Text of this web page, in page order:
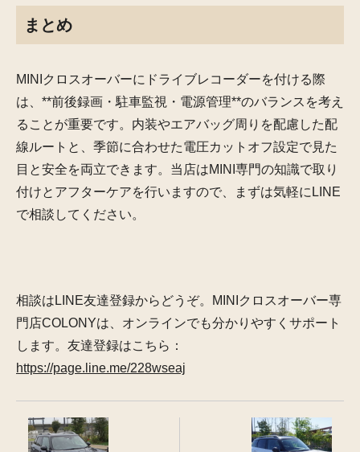
まとめ
MINIクロスオーバーにドライブレコーダーを付ける際
は、**前後録画・駐車監視・電源管理**のバランスを考え
ることが重要です。内装やエアバッグ周りを配慮した配
線ルートと、季節に合わせた電圧カットオフ設定で見た
目と安全を両立できます。当店はMINI専門の知識で取り
付けとアフターケアを行いますので、まずは気軽にLINE
で相談してください。
相談はLINE友達登録からどうぞ。MINIクロスオーバー専
門店COLONYは、オンラインでも分かりやすくサポート
します。友達登録はこちら：
https://page.line.me/228wseaj